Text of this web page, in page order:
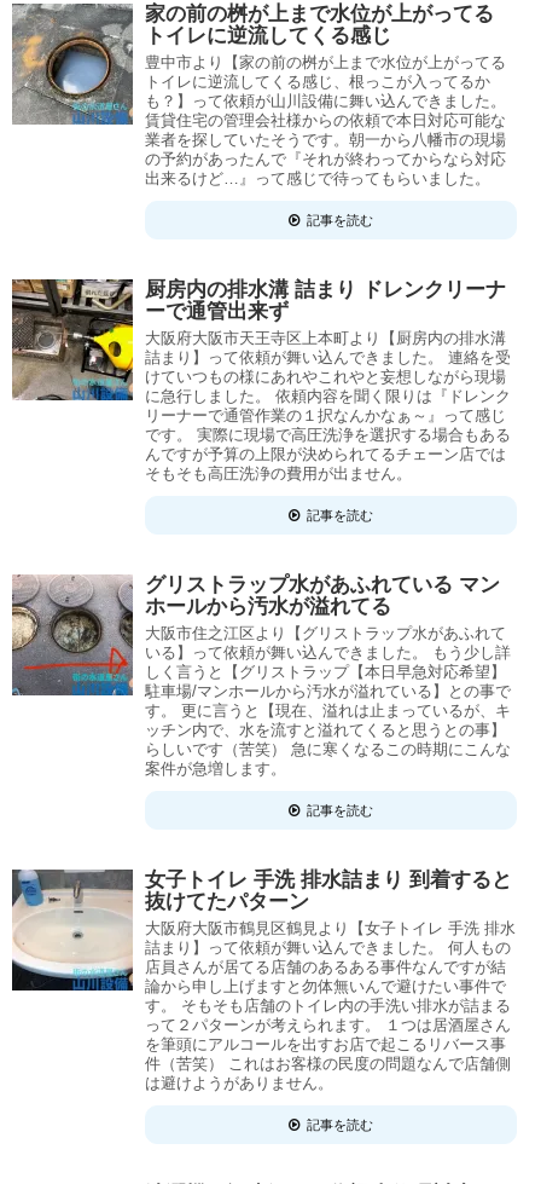
家の前の桝が上まで水位が上がってる
トイレに逆流してくる感じ
豊中市より【家の前の桝が上まで水位が上がってる
トイレに逆流してくる感じ、根っこが入ってるか
も？】って依頼が山川設備に舞い込んできました。
賃貸住宅の管理会社様からの依頼で本日対応可能な
業者を探していたそうです。朝一から八幡市の現場
の予約があったんで『それが終わってからなら対応
出来るけど…』って感じで待ってもらいました。
記事を読む
厨房内の排水溝 詰まり ドレンクリーナ
ーで通管出来ず
大阪府大阪市天王寺区上本町より【厨房内の排水溝
詰まり】って依頼が舞い込んできました。 連絡を受
けていつもの様にあれやこれやと妄想しながら現場
に急行しました。 依頼内容を聞く限りは『ドレンク
リーナーで通管作業の１択なんかなぁ～』って感じ
です。 実際に現場で高圧洗浄を選択する場合もある
んですが予算の上限が決められてるチェーン店では
そもそも高圧洗浄の費用が出ません。
記事を読む
グリストラップ水があふれている マン
ホールから汚水が溢れてる
大阪市住之江区より【グリストラップ水があふれて
いる】って依頼が舞い込んできました。 もう少し詳
しく言うと【グリストラップ【本日早急対応希望】
駐車場/マンホールから汚水が溢れている】との事で
す。 更に言うと【現在、溢れは止まっているが、キ
ッチン内で、水を流すと溢れてくると思うとの事】
らしいです（苦笑） 急に寒くなるこの時期にこんな
案件が急増します。
記事を読む
女子トイレ 手洗 排水詰まり 到着すると
抜けてたパターン
大阪府大阪市鶴見区鶴見より【女子トイレ 手洗 排水
詰まり】って依頼が舞い込んできました。 何人もの
店員さんが居てる店舗のあるある事件なんですが結
論から申し上げますと勿体無いんで避けたい事件で
す。 そもそも店舗のトイレ内の手洗い排水が詰まる
って２パターンが考えられます。 １つは居酒屋さん
を筆頭にアルコールを出すお店で起こるリバース事
件（苦笑） これはお客様の民度の問題なんで店舗側
は避けようがありません。
記事を読む